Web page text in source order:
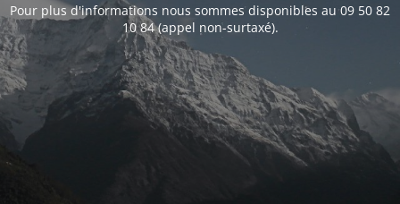
Pour plus d'informations nous sommes disponibles au 09 50 82
10 84 (appel non-surtaxé).